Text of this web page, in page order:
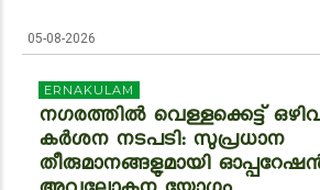
05-08-2026
ERNAKULAM
നഗരത്തിൽ വെള്ളക്കെട്ട്
കർശന നടപടി: സുപ്രധാന
തീരുമാനങ്ങളുമായി